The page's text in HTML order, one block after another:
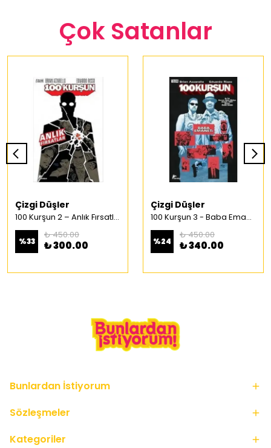
Çok Satanlar
Çizgi Düşler
100 Kurşun 2 – Anlık Fırsatlar Türkçe Çizgi Roman
%33
₺ 450.00
₺ 300.00
Çizgi Düşler
100 Kurşun 3 - Baba Emaneti Türkçe Çizgi Roman
%24
₺ 450.00
₺ 340.00
Bunlardan İstiyorum
Sözleşmeler
Kategoriler